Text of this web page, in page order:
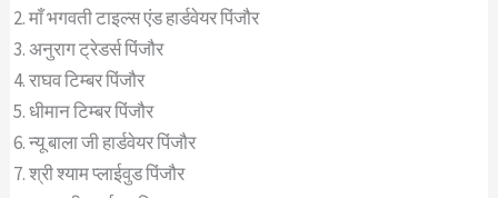
माँ भगवती टाइल्स एंड हार्डवेयर पिंजौर
अनुराग ट्रेडर्स पिंजौर
राघव टिम्बर पिंजौर
धीमान टिम्बर पिंजौर
न्यू बाला जी हार्डवेयर पिंजौर
श्री श्याम प्लाईवुड पिंजौर